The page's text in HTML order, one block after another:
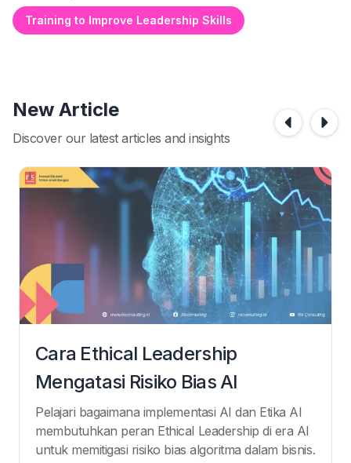
Training to Improve Leadership Skills
New Article
Discover our latest articles and insights
Cara Ethical Leadership
Mengatasi Risiko Bias AI
Pelajari bagaimana implementasi AI dan Etika AI
membutuhkan peran Ethical Leadership di era AI
untuk memitigasi risiko bias algoritma dalam bisnis.